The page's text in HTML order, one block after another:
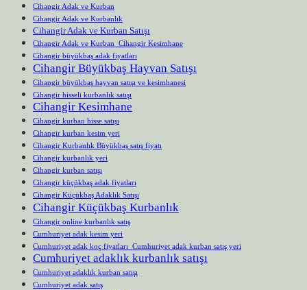
Cihangir Adak ve Kurban
Cihangir Adak ve Kurbanlık
Cihangir Adak ve Kurban Satışı
Cihangir Adak ve Kurban Cihangir Kesimhane
Cihangir büyükbaş adak fiyatları
Cihangir Büyükbaş Hayvan Satışı
Cihangir büyükbaş hayvan satışı ve kesimhanesi
Cihangir hisseli kurbanlık satışı
Cihangir Kesimhane
Cihangir kurban hisse satışı
Cihangir kurban kesim yeri
Cihangir Kurbanlık Büyükbaş satış fiyatı
Cihangir kurbanlık yeri
Cihangir kurban satışı
Cihangir küçükbaş adak fiyatları
Cihangir Küçükbaş Adaklık Satışı
Cihangir Küçükbaş Kurbanlık
Cihangir online kurbanlık satış
Cumhuriyet adak kesim yeri
Cumhuriyet adak koç fiyatları Cumhuriyet adak kurban satış yeri
Cumhuriyet adaklık kurbanlık satışı
Cumhuriyet adaklık kurban satışı
Cumhuriyet adak satış